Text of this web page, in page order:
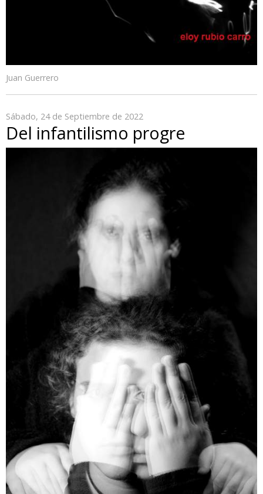
Juan Guerrero
Sábado, 24 de Septiembre de 2022
Del infantilismo progre